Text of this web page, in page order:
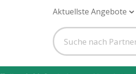
Aktuellste Angebote